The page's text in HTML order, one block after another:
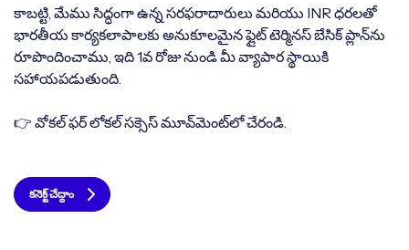
కాబట్టి, మేము సిద్ధంగా ఉన్న సరఫరాదారులు మరియు INR ధరలతో
భారతీయ కార్యకలాపాలకు అనుకూలమైన ఫ్లైట్ టెర్మినస్ బేసిక్ ప్లాన్‌ను
రూపొందించాము, ఇది 1వ రోజు నుండి మీ వ్యాపార స్థాయికి
సహాయపడుతుంది.
👉 వోకల్ ఫర్ లోకల్ సక్సెస్ మూవ్‌మెంట్‌లో చేరండి.
కనెక్ట్ చేద్దాం